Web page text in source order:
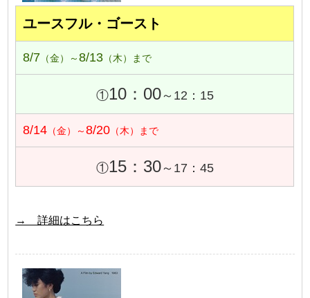
ユースフル・ゴースト
8/7 （金）～8/13 （木）まで
①10：00～12：15
8/14 （金）～8/20 （木）まで
①15：30～17：45
→ 詳細はこちら